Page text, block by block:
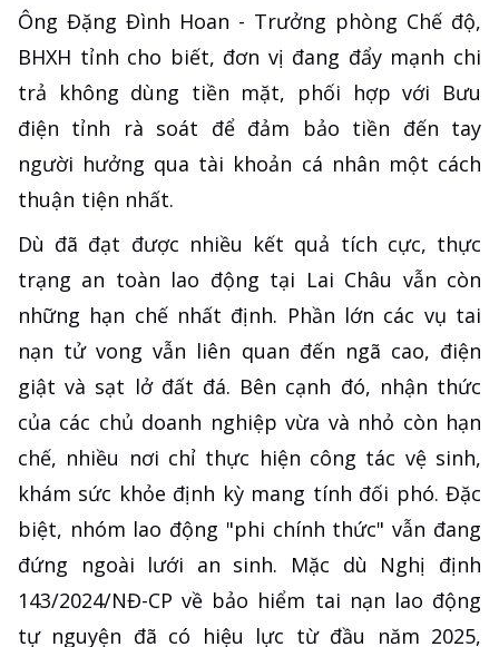
Ông Đặng Đình Hoan - Trưởng phòng Chế độ,
BHXH tỉnh cho biết, đơn vị đang đẩy mạnh chi
trả không dùng tiền mặt, phối hợp với Bưu
điện tỉnh rà soát để đảm bảo tiền đến tay
người hưởng qua tài khoản cá nhân một cách
thuận tiện nhất.
Dù đã đạt được nhiều kết quả tích cực, thực
trạng an toàn lao động tại Lai Châu vẫn còn
những hạn chế nhất định. Phần lớn các vụ tai
nạn tử vong vẫn liên quan đến ngã cao, điện
giật và sạt lở đất đá. Bên cạnh đó, nhận thức
của các chủ doanh nghiệp vừa và nhỏ còn hạn
chế, nhiều nơi chỉ thực hiện công tác vệ sinh,
khám sức khỏe định kỳ mang tính đối phó. Đặc
biệt, nhóm lao động "phi chính thức" vẫn đang
đứng ngoài lưới an sinh. Mặc dù Nghị định
143/2024/NĐ-CP về bảo hiểm tai nạn lao động
tự nguyện đã có hiệu lực từ đầu năm 2025,